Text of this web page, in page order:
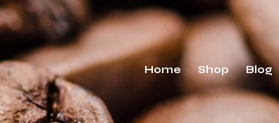
Home Shop Blog